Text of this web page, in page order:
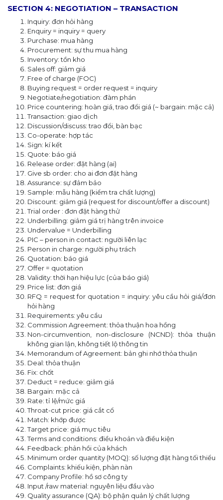
SECTION 4: NEGOTIATION – TRANSACTION
Inquiry: đơn hỏi hàng
Enquiry = inquiry = query
Purchase: mua hàng
Procurement: sự thu mua hàng
Inventory: tồn kho
Sales off: giảm giá
Free of charge (FOC)
Buying request = order request = inquiry
Negotiate/negotiation: đàm phán
Price countering: hoàn giá, trao đổi giá (~ bargain: mặc cả)
Transaction: giao dịch
Discussion/discuss: trao đổi, bàn bạc
Co-operate: hợp tác
Sign: kí kết
Quote: báo giá
Release order: đặt hàng (ai)
Give sb order: cho ai đơn đặt hàng
Assurance: sự đảm bảo
Sample: mẫu hàng (kiểm tra chất lượng)
Discount: giảm giá (request for discount/offer a discount)
Trial order : đơn đặt hàng thử
Underbilling: giảm giá trị hàng trên invoice
Undervalue = Underbilling
PIC – person in contact: người liên lạc
Person in charge: người phụ trách
Quotation: báo giá
Offer = quotation
Validity: thời hạn hiệu lực (của báo giá)
Price list: đơn giá
RFQ = request for quotation = inquiry: yêu cầu hỏi giá/đơn
hỏi hàng
Requirements: yêu cầu
Commission Agreement: thỏa thuận hoa hồng
Non-circumvention, non-disclosure (NCND): thỏa thuận
không gian lận, không tiết lộ thông tin
Memorandum of Agreement: bản ghi nhớ thỏa thuận
Deal: thỏa thuận
Fix: chốt
Deduct = reduce: giảm giá
Bargain: mặc cả
Rate: tỉ lệ/mức giá
Throat-cut price: giá cắt cổ
Match: khớp được
Target price: giá mục tiêu
Terms and conditions: điều khoản và điều kiện
Feedback: phản hồi của khách
Minimum order quantity (MOQ): số lượng đặt hàng tối thiểu
Complaints: khiếu kiện, phàn nàn
Company Profile: hồ sơ công ty
Input /raw material: nguyên liệu đầu vào
Quality assurance (QA): bộ phận quản lý chất lượng